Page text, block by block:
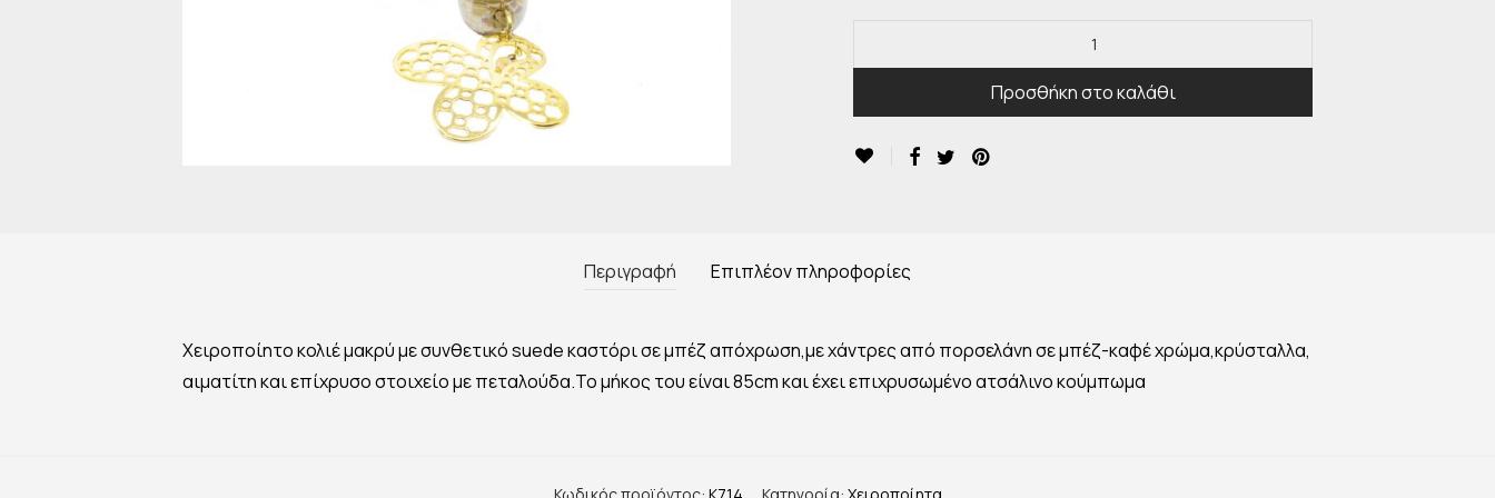
Προσθήκη στο καλάθι
Περιγραφή Επιπλέον πληροφορίες
Χειροποίητο κολιέ μακρύ με συνθετικό suede καστόρι σε μπέζ απόχρωση,με χάντρες από πορσελάνη σε μπέζ-καφέ χρώμα,κρύσταλλα,
αιματίτη και επίχρυσο στοιχείο με πεταλούδα.Το μήκος του είναι 85cm και έχει επιχρυσωμένο ατσάλινο κούμπωμα